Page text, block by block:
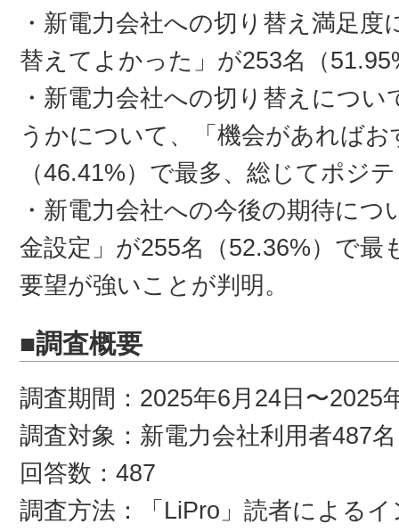
・新電力会社への切り替え満足
替えてよかった」が253名（
・新電力会社への切り替えにつ
うかについて、「機会があれば
（46.41%）で最多、総じてポジ
・新電力会社への今後の期待に
金設定」が255名（52.36%）で最
要望が強いことが判明。
■調査概要
調査期間：2025年6月24日〜2025
調査対象：新電力会社利用者487名
回答数：487
調査方法：「LiPro」読者による